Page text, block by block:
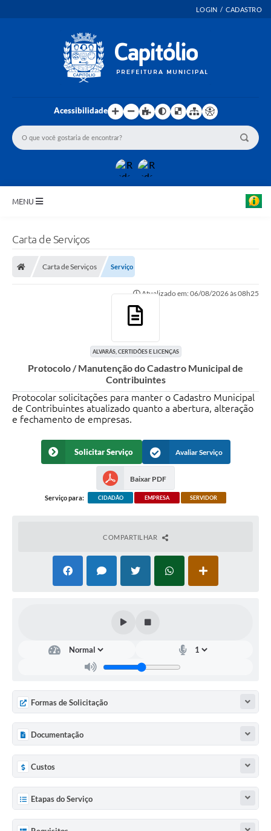
LOGIN / CADASTRO
Acessibilidade
MENU
Editais
Governança
A Nossa Cidade
A Prefeitura
Agenda Oficial
Contato
Carta de Serviços
Carta de Serviços Serviço
Atualizado em: 06/08/2026 às 08h25
ALVARÁS, CERTIDÕES E LICENÇAS
Protocolo / Manutenção do Cadastro Municipal de
Contribuintes
Protocolar solicitações para manter o Cadastro Municipal
de Contribuintes atualizado quanto a abertura, alteração
e fechamento de empresas.
Solicitar Serviço Avaliar Serviço
Baixar PDF
Serviço para: CIDADÃO EMPRESA SERVIDOR
COMPARTILHAR
Formas de Solicitação
Documentação
Custos
Etapas do Serviço